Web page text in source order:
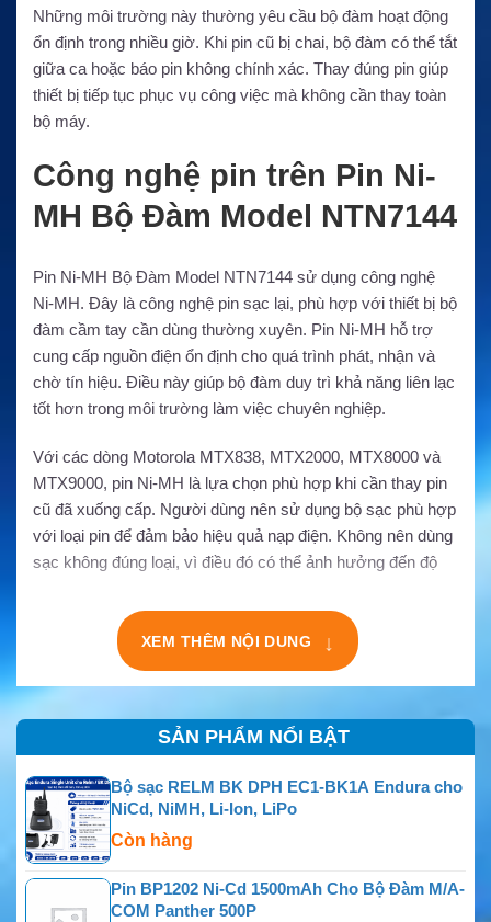
Những môi trường này thường yêu cầu bộ đàm hoạt động
ổn định trong nhiều giờ. Khi pin cũ bị chai, bộ đàm có thể tắt
giữa ca hoặc báo pin không chính xác. Thay đúng pin giúp
thiết bị tiếp tục phục vụ công việc mà không cần thay toàn
bộ máy.
Công nghệ pin trên Pin Ni-
MH Bộ Đàm Model NTN7144
Pin Ni-MH Bộ Đàm Model NTN7144 sử dụng công nghệ
Ni-MH. Đây là công nghệ pin sạc lại, phù hợp với thiết bị bộ
đàm cầm tay cần dùng thường xuyên. Pin Ni-MH hỗ trợ
cung cấp nguồn điện ổn định cho quá trình phát, nhận và
chờ tín hiệu. Điều này giúp bộ đàm duy trì khả năng liên lạc
tốt hơn trong môi trường làm việc chuyên nghiệp.
Với các dòng Motorola MTX838, MTX2000, MTX8000 và
MTX9000, pin Ni-MH là lựa chọn phù hợp khi cần thay pin
cũ đã xuống cấp. Người dùng nên sử dụng bộ sạc phù hợp
với loại pin để đảm bảo hiệu quả nạp điện. Không nên dùng
sạc không đúng loại, vì điều đó có thể ảnh hưởng đến độ
XEM THÊM NỘI DUNG ↓
SẢN PHẨM NỔI BẬT
Bộ sạc RELM BK DPH EC1-BK1A Endura cho
NiCd, NiMH, Li-Ion, LiPo
Còn hàng
Pin BP1202 Ni-Cd 1500mAh Cho Bộ Đàm M/A-
COM Panther 500P